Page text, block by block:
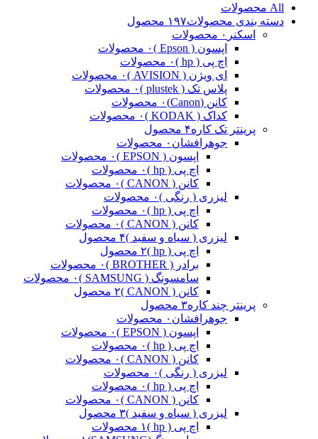
All محصولات
دسته بندی محصولات۱۹۷ محصول
اسکنر ۰ محصولات
اپسون ( Epson )
۰ محصولات
اچ پی ( hp )
۰ محصولات
ای ویژن ( AVISION )
۰ محصولات
پلاس تک ( plustek )
۰ محصولات
کانن (Canon)
۰ محصولات
کداک ( KODAK )
۰ محصولات
پرینتر تک کاره۴ محصول
جوهرافشان ۰ محصولات
اپسون ( EPSON )
۰ محصولات
اچ پی ( hp )
۰ محصولات
کانن ( CANON )
۰ محصولات
لیزری ( رنگی )۰ محصولات
اچ پی ( hp )
۰ محصولات
کانن ( CANON )
۰ محصولات
لیزری ( سیاه و سفید )۴ محصول
اچ پی ( hp )
۲ محصول
برادر ( BROTHER )
۰ محصولات
سامسونگ ( SAMSUNG )
۰ محصولات
کانن ( CANON )
۲ محصول
پرینتر چند کاره۳ محصول
جوهرافشان ۰ محصولات
اپسون ( EPSON )
۰ محصولات
اچ پی ( hp )
۰ محصولات
کانن ( CANON )
۰ محصولات
لیزری ( رنگی )۰ محصولات
اچ پی ( hp )
۰ محصولات
کانن ( CANON )
۰ محصولات
لیزری ( سیاه و سفید )۳ محصول
اچ پی ( hp )
۱ محصولات